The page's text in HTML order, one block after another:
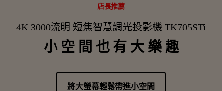
店長推薦
4K 3000流明 短焦智慧調光投影機 TK705STi
小 空 間 也 有 大 樂 趣
將大螢幕輕鬆帶進小空間